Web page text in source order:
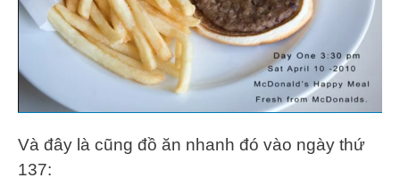
Và đây là cũng đồ ăn nhanh đó vào ngày thứ
137: